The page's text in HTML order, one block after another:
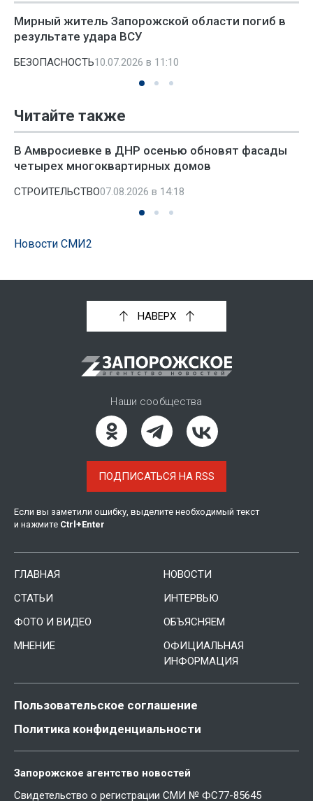
Мирный житель Запорожской области погиб в
результате удара ВСУ
БЕЗОПАСНОСТЬ10.07.2026 в 11:10
Читайте также
В Амвросиевке в ДНР осенью обновят фасады
четырех многоквартирных домов
СТРОИТЕЛЬСТВО07.08.2026 в 14:18
Новости СМИ2
НАВЕРХ
Наши сообщества
ПОДПИСАТЬСЯ НА RSS
Если вы заметили ошибку, выделите необходимый текст
и нажмите Ctrl +Enter
ГЛАВНАЯ
НОВОСТИ
СТАТЬИ
ИНТЕРВЬЮ
ФОТО И ВИДЕО
ОБЪЯСНЯЕМ
МНЕНИЕ
ОФИЦИАЛЬНАЯ
ИНФОРМАЦИЯ
Пользовательское соглашение
Политика конфиденциальности
Запорожское агентство новостей
Свидетельство о регистрации СМИ № ФС77-85645